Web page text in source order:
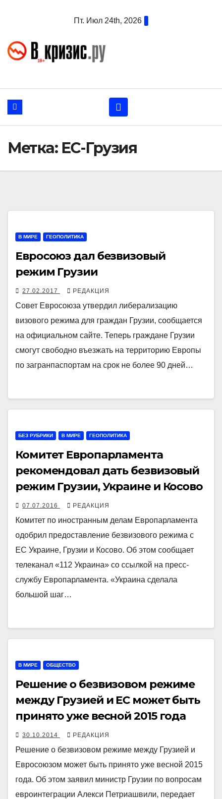
Пт. Июл 24th, 2026
Метка: ЕС-Грузия
В МИРЕ ГЕОПОЛИТИКА
Евросоюз дал безвизовый
режим Грузии
27.02.2017 РЕДАКЦИЯ
Совет Евросоюза утвердил либерализацию
визового режима для граждан Грузии, сообщается
на официальном сайте. Теперь граждане Грузии
смогут свободно въезжать на территорию Европы
по загранпаспортам на срок не более 90 дней…
БЕЗ РУБРИКИ В МИРЕ ГЕОПОЛИТИКА
Комитет Европарламента
рекомендовал дать безвизовый
режим Грузии, Украине и Косово
07.07.2016 РЕДАКЦИЯ
Комитет по иностранным делам Европарламента
одобрил предоставление безвизового режима с
ЕС Украине, Грузии и Косово. Об этом сообщает
телеканал «112 Украина» со ссылкой на пресс-
службу Европарламента. «Украина сделала
большой шаг…
В МИРЕ ОБЩЕСТВО
Решение о безвизовом режиме
между Грузией и ЕС может быть
принято уже весной 2015 года
30.10.2014 РЕДАКЦИЯ
Решение о безвизовом режиме между Грузией и
Евросоюзом может быть принято уже весной 2015
года. Об этом заявил министр Грузии по вопросам
евроинтеграции Алекси Петриашвили, передает